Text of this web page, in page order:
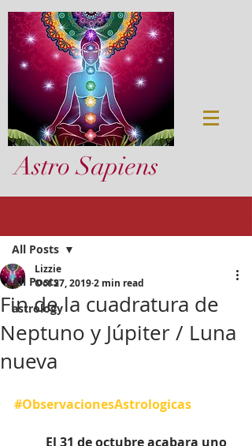
Astro Sapiens
All Posts
astrology
All Posts
Fin de la cuadratura de
Neptuno y Júpiter / Luna
nueva
Lizzie
Oct 27, 20192 min read
#ObservacionesAstrologicas